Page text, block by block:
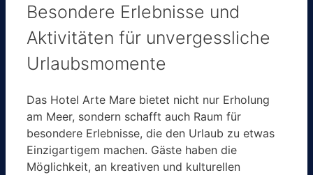
Besondere Erlebnisse und
Aktivitäten für unvergessliche
Urlaubsmomente
Das Hotel Arte Mare bietet nicht nur Erholung
am Meer, sondern schafft auch Raum für
besondere Erlebnisse, die den Urlaub zu etwas
Einzigartigem machen. Gäste haben die
Möglichkeit, an kreativen und kulturellen